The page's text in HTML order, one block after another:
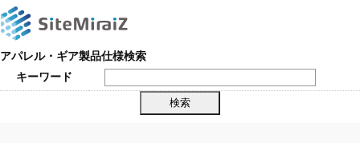
アパレル・ギア製品仕様検索
キーワード